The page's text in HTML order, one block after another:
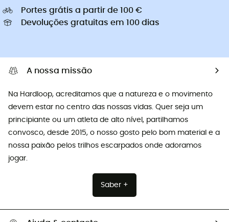
Portes grátis a partir de 100 €
Devoluções gratuitas em 100 dias
A nossa missão
Na Hardloop, acreditamos que a natureza e o movimento
devem estar no centro das nossas vidas. Quer seja um
principiante ou um atleta de alto nível, partilhamos
convosco, desde 2015, o nosso gosto pelo bom material e a
nossa paixão pelos trilhos escarpados onde adoramos
jogar.
Saber +